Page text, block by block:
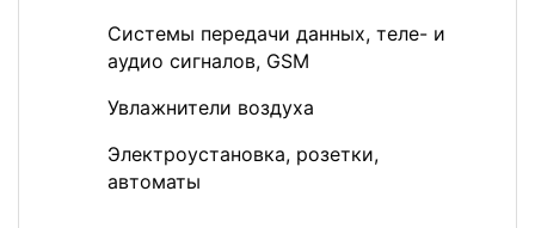
Системы передачи данных, теле- и
аудио сигналов, GSM
Увлажнители воздуха
Электроустановка, розетки,
автоматы